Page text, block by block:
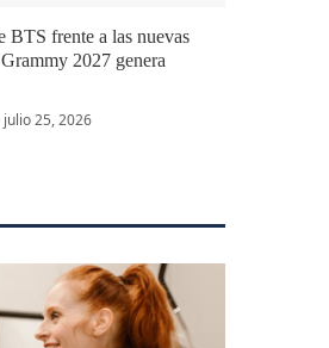
BTS frente a las nuevas
2027 genera
julio 25, 2026